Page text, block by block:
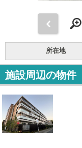
所在地
施設周辺の物件